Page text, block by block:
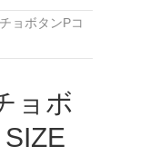
ョボタンPコ
ョボ